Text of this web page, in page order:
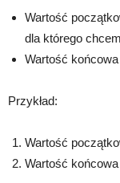
Wartość
dla którego
Wartość
Przykład:
Wartość
Wartość